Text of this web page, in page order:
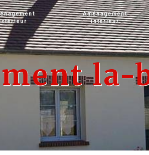
Aménagement
intérieur
la-